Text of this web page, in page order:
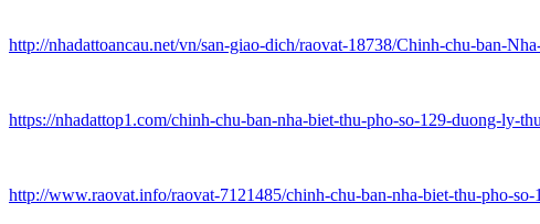
http://nhadattoancau.net/vn/san-giao-dich/raovat-18738/Chinh-chu-ban-
https://nhadattop1.com/chinh-chu-ban-nha-biet-thu-pho-so-129-duong-ly-
http://www.raovat.info/raovat-7121485/chinh-chu-ban-nha-biet-thu-pho-